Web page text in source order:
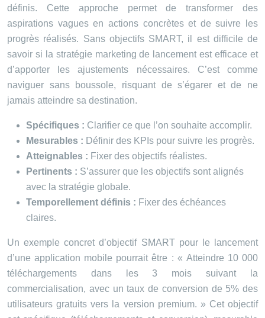
définis. Cette approche permet de transformer des
aspirations vagues en actions concrètes et de suivre les
progrès réalisés. Sans objectifs SMART, il est difficile de
savoir si la stratégie marketing de lancement est efficace et
d’apporter les ajustements nécessaires. C’est comme
naviguer sans boussole, risquant de s’égarer et de ne
jamais atteindre sa destination.
Spécifiques : Clarifier ce que l’on souhaite accomplir.
Mesurables : Définir des KPIs pour suivre les progrès.
Atteignables : Fixer des objectifs réalistes.
Pertinents : S’assurer que les objectifs sont alignés
avec la stratégie globale.
Temporellement définis : Fixer des échéances
claires.
Un exemple concret d’objectif SMART pour le lancement
d’une application mobile pourrait être : « Atteindre 10 000
téléchargements dans les 3 mois suivant la
commercialisation, avec un taux de conversion de 5% des
utilisateurs gratuits vers la version premium. » Cet objectif